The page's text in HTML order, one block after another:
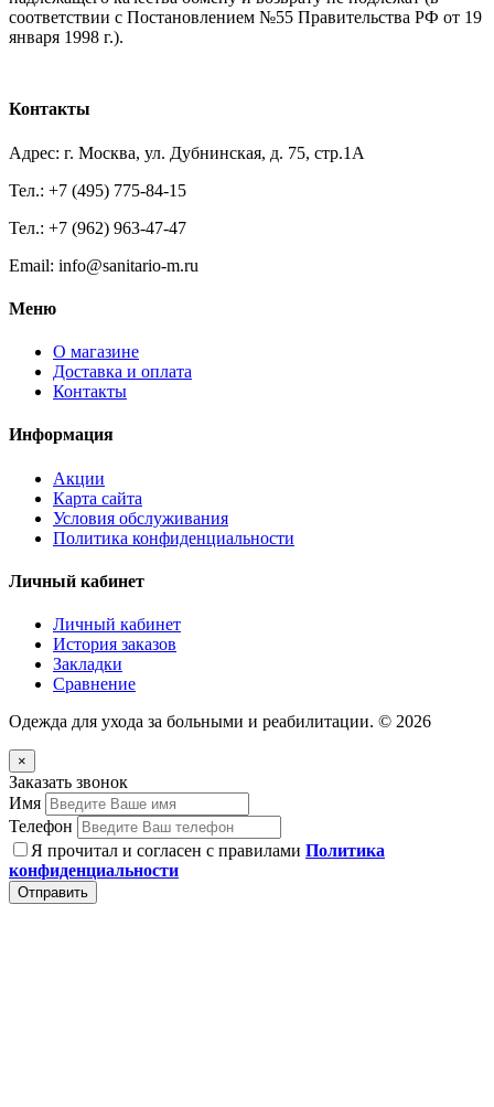
соответствии с Постановлением №55 Правительства РФ от 19
января 1998 г.).
Контакты
Адрес: г. Москва, ул. Дубнинская, д. 75, стр.1А
Тел.: +7 (495) 775-84-15
Тел.: +7 (962) 963-47-47
Email: info@sanitario-m.ru
Меню
О магазине
Доставка и оплата
Контакты
Информация
Акции
Карта сайта
Условия обслуживания
Политика конфиденциальности
Личный кабинет
Личный кабинет
История заказов
Закладки
Сравнение
Одежда для ухода за больными и реабилитации. © 2026
×
Заказать звонок
Имя
Телефон
Я прочитал и согласен с правилами Политика
конфиденциальности
Отправить